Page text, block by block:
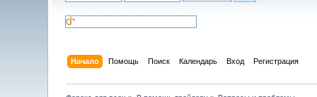
Начало Помощь Поиск Календарь Вход Регистрация